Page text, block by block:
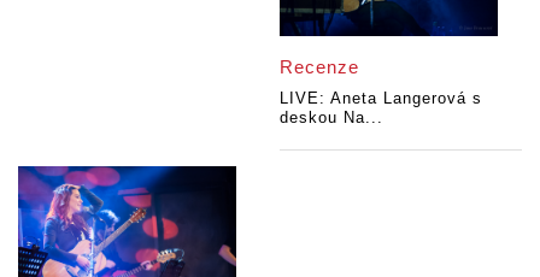
Recenze
LIVE: Aneta Langerová s
deskou Na...